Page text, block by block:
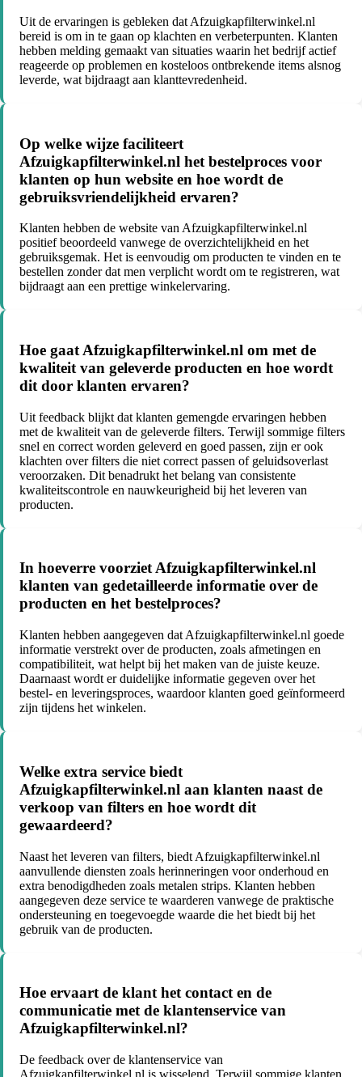
Uit de ervaringen is gebleken dat Afzuigkapfilterwinkel.nl
bereid is om in te gaan op klachten en verbeterpunten. Klanten
hebben melding gemaakt van situaties waarin het bedrijf actief
reageerde op problemen en kosteloos ontbrekende items alsnog
leverde, wat bijdraagt aan klanttevredenheid.
Op welke wijze faciliteert
Afzuigkapfilterwinkel.nl het bestelproces voor
klanten op hun website en hoe wordt de
gebruiksvriendelijkheid ervaren?
Klanten hebben de website van Afzuigkapfilterwinkel.nl
positief beoordeeld vanwege de overzichtelijkheid en het
gebruiksgemak. Het is eenvoudig om producten te vinden en te
bestellen zonder dat men verplicht wordt om te registreren, wat
bijdraagt aan een prettige winkelervaring.
Hoe gaat Afzuigkapfilterwinkel.nl om met de
kwaliteit van geleverde producten en hoe wordt
dit door klanten ervaren?
Uit feedback blijkt dat klanten gemengde ervaringen hebben
met de kwaliteit van de geleverde filters. Terwijl sommige filters
snel en correct worden geleverd en goed passen, zijn er ook
klachten over filters die niet correct passen of geluidsoverlast
veroorzaken. Dit benadrukt het belang van consistente
kwaliteitscontrole en nauwkeurigheid bij het leveren van
producten.
In hoeverre voorziet Afzuigkapfilterwinkel.nl
klanten van gedetailleerde informatie over de
producten en het bestelproces?
Klanten hebben aangegeven dat Afzuigkapfilterwinkel.nl goede
informatie verstrekt over de producten, zoals afmetingen en
compatibiliteit, wat helpt bij het maken van de juiste keuze.
Daarnaast wordt er duidelijke informatie gegeven over het
bestel- en leveringsproces, waardoor klanten goed geïnformeerd
zijn tijdens het winkelen.
Welke extra service biedt
Afzuigkapfilterwinkel.nl aan klanten naast de
verkoop van filters en hoe wordt dit
gewaardeerd?
Naast het leveren van filters, biedt Afzuigkapfilterwinkel.nl
aanvullende diensten zoals herinneringen voor onderhoud en
extra benodigdheden zoals metalen strips. Klanten hebben
aangegeven deze service te waarderen vanwege de praktische
ondersteuning en toegevoegde waarde die het biedt bij het
gebruik van de producten.
Hoe ervaart de klant het contact en de
communicatie met de klantenservice van
Afzuigkapfilterwinkel.nl?
De feedback over de klantenservice van
Afzuigkapfilterwinkel.nl is wisselend. Terwijl sommige klanten